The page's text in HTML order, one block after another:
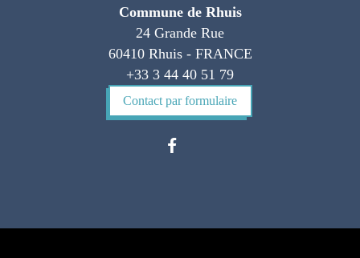
Commune de Rhuis
24 Grande Rue
60410 Rhuis - FRANCE
+33 3 44 40 51 79
Contact par formulaire